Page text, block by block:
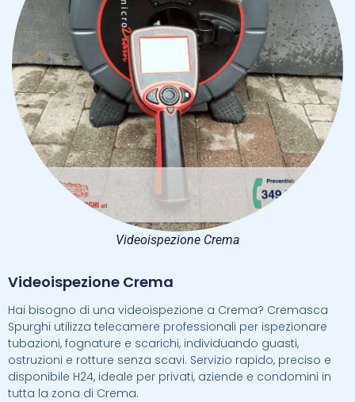
Videoispezione Crema
Videoispezione Crema
Hai bisogno di una videoispezione a Crema? Cremasca
Spurghi utilizza telecamere professionali per ispezionare
tubazioni, fognature e scarichi, individuando guasti,
ostruzioni e rotture senza scavi. Servizio rapido, preciso e
disponibile H24, ideale per privati, aziende e condomini in
tutta la zona di Crema.